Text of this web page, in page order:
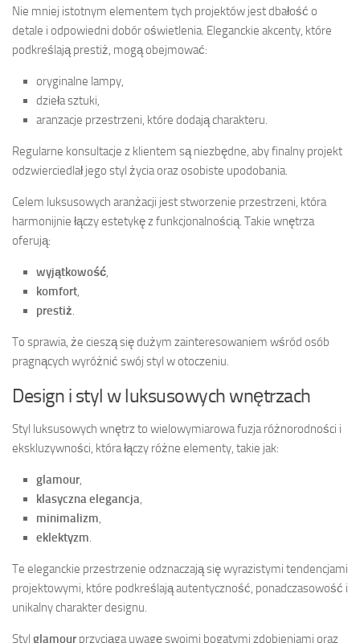
Nie mniej istotnym elementem tych projektów jest dbałość o
detale i odpowiedni dobór oświetlenia. Eleganckie akcenty, które
podkreślają prestiż, mogą obejmować:
oryginalne lampy,
dzieła sztuki,
aranzacje przestrzeni, które dodają charakteru.
Regularne konsultacje z klientem są niezbędne, aby finalny projekt
odzwierciedlał jego styl życia oraz osobiste upodobania.
Celem luksusowych aranżacji jest stworzenie przestrzeni, która
harmonijnie łączy estetykę z funkcjonalnością. Takie wnętrza
oferują:
wyjątkowość,
komfort,
prestiż.
To sprawia, że cieszą się dużym zainteresowaniem wśród osób
pragnących wyróżnić swój styl w otoczeniu.
Design i styl w luksusowych wnętrzach
Styl luksusowych wnętrz to wielowymiarowa fuzja różnorodności i
ekskluzywności, która łączy różne elementy, takie jak:
glamour,
klasyczna elegancja,
minimalizm,
eklektyzm.
Te eleganckie przestrzenie odznaczają się wyrazistymi tendencjami
projektowymi, które podkreślają autentyczność, ponadczasowość i
unikalny charakter designu.
Styl glamourprzyciąga uwagę swoimi bogatymi zdobieniami oraz